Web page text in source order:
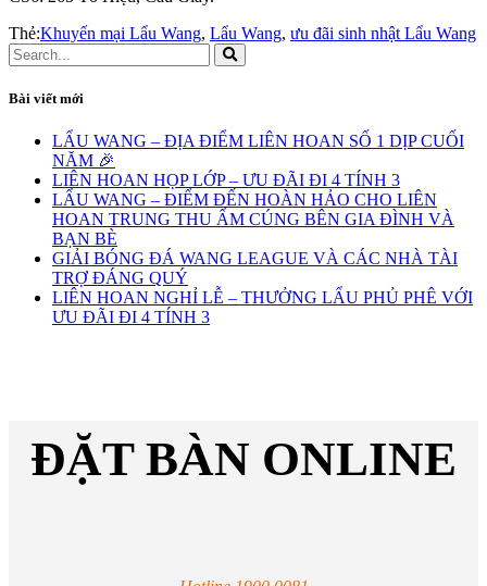
Thẻ:Khuyến mại Lẩu Wang, Lẩu Wang, ưu đãi sinh nhật Lẩu Wang
Bài viết mới
LẨU WANG – ĐỊA ĐIỂM LIÊN HOAN SỐ 1 DỊP CUỐI
NĂM 🎉
LIÊN HOAN HỌP LỚP – ƯU ĐÃI ĐI 4 TÍNH 3
LẨU WANG – ĐIỂM ĐẾN HOÀN HẢO CHO LIÊN
HOAN TRUNG THU ẤM CÚNG BÊN GIA ĐÌNH VÀ
BẠN BÈ
GIẢI BÓNG ĐÁ WANG LEAGUE VÀ CÁC NHÀ TÀI
TRỢ ĐÁNG QUÝ
LIÊN HOAN NGHỈ LỄ – THƯỞNG LẨU PHỦ PHÊ VỚI
ƯU ĐÃI ĐI 4 TÍNH 3
ĐẶT BÀN ONLINE